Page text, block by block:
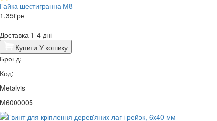
Гайка шестигранна М8
1,35Грн
Доставка 1-4 дні
Купити У кошику
Бренд:
Код:
Metalvis
M6000005